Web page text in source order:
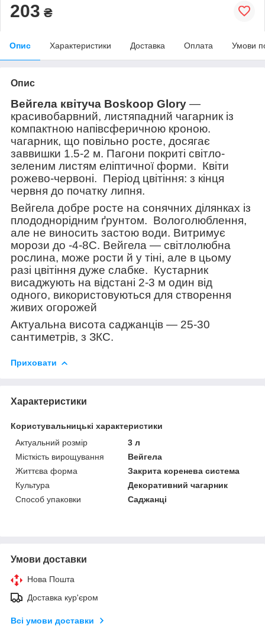
203 ₴
Опис Характеристики Доставка Оплата Умови
Опис
Вейгела квітуча Boskoop Glory —
красивобарвний, листяпадний чагарник із
компактною напівсферичною кроною.
чагарник, що повільно росте, досягає
заввишки 1.5-2 м. Пагони покриті світло-
зеленим листям еліптичної форми. Квіти
рожево-червоні. Період цвітіння: з кінця
червня до початку липня.
Вейгела добре росте на сонячних ділянках із
плододнорідним ґрунтом. Вологолюблення,
але не виносить застою води. Витримує
морози до -4-8C. Вейгела — світлолюбна
рослина, може рости й у тіні, але в цьому
разі цвітіння дуже слабке. Кустарник
висаджують на відстані 2-3 м один від
одного, використовуються для створення
живих огорожей
Актуальна висота саджанців — 25-30
сантиметрів, з ЗКС.
Приховати
Характеристики
Користувальницькі характеристики
Актуальний розмір
3 л
Місткість вирощування
Вейгела
Життєва форма
Закрита коренева система
Культура
Декоративний чагарник
Способ упаковки
Саджанці
Умови доставки
Нова Пошта
Доставка кур'єром
Всі умови доставки